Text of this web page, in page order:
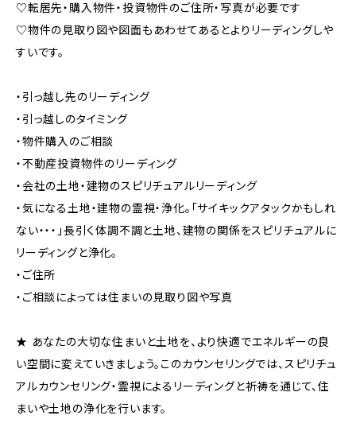
♡転居先・購入物件・投資物件のご住所・写真が必要です
♡物件の見取り図や図面もあわせてあるとよりリーディングしや
すいです。
・引っ越し先のリーディング
・引っ越しのタイミング
・物件購入のご相談
・不動産投資物件のリーディング
・会社の土地・建物のスピリチュアルリーディング
・気になる土地・建物の霊視・浄化。「サイキックアタックかもしれ
ない・・・」長引く体調不調と土地、建物の関係をスピリチュアルに
リーディングと浄化。
・ご住所
・ご相談によっては住まいの見取り図や写真
★ あなたの大切な住まいと土地を、より快適でエネルギーの良
い空間に変えていきましょう。このカウンセリングでは、スピリチュ
アルカウンセリング・霊視によるリーディングと祈祷を通じて、住
まいや土地の浄化を行います。